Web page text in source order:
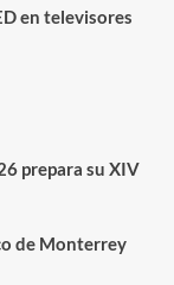
en televisores
prepara su XIV
de Monterrey